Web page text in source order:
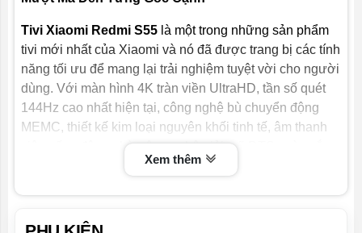
Tivi Xiaomi Redmi S55 là một trong những sản phẩm
tivi mới nhất của Xiaomi và nó đã được trang bị các tính
năng tối ưu để mang lại trải nghiệm tuyệt vời cho người
dùng. Với màn hình 4K tràn viền UltraHD, tần số quét
144Hz cao nhất hiện tại, công nghệ bù chuyển động
MEMC, thiết kế kim loại nguyên khối tinh tế, âm thanh
siêu sống động nhờ công nghệ giải mã DTS, màu sắc
chân thực lên tới 1 tỷ màu sắc gốc, điều khiển thông
Xem thêm